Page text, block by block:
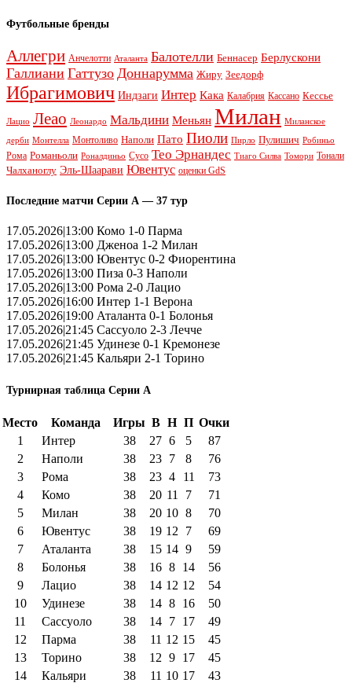
Футбольные бренды
Аллегри Анчелотти Аталанта Балотелли Беннасер Берлускони
Галлиани Гаттузо Доннарумма Жиру Зеедорф
Ибрагимович Индзаги Интер Кака Калабрия Кассано Кессье
Лацио Леао Леонардо Мальдини Меньян Милан Миланское
дерби Монтелла Монтоливо Наполи Пато Пиоли Пирло Пулишич Робиньо
Рома Романьоли Роналдиньо Сусо Тео Эрнандес Тиаго Силва Томори Тонали
Чалханоглу Эль-Шаарави Ювентус оценки GdS
Последние матчи Серии А — 37 тур
17.05.2026|13:00 Комо 1-0 Парма
17.05.2026|13:00 Дженоа 1-2 Милан
17.05.2026|13:00 Ювентус 0-2 Фиорентина
17.05.2026|13:00 Пиза 0-3 Наполи
17.05.2026|13:00 Рома 2-0 Лацио
17.05.2026|16:00 Интер 1-1 Верона
17.05.2026|19:00 Аталанта 0-1 Болонья
17.05.2026|21:45 Сассуоло 2-3 Лечче
17.05.2026|21:45 Удинезе 0-1 Кремонезе
17.05.2026|21:45 Кальяри 2-1 Торино
Турнирная таблица Серии А
Место Команда Игры В Н П Очки
1
Интер 38 27 6 5
87
2
Наполи 38 23 7 8
76
3
Рома 38 23 4 11
73
4
Комо 38 20 11 7
71
5
Милан 38 20 10 8
70
6
Ювентус 38 19 12 7
69
7
Аталанта 38 15 14 9
59
8
Болонья 38 16 8 14
56
9
Лацио 38 14 12 12
54
10
Удинезе 38 14 8 16
50
11
Сассуоло 38 14 7 17
49
12
Парма 38 11 12 15
45
13
Торино 38 12 9 17
45
14
Кальяри 38 11 10 17
43